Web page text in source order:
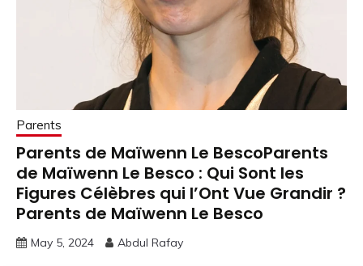
Parents
Parents de Maïwenn Le BescoParents
de Maïwenn Le Besco : Qui Sont les
Figures Célèbres qui l’Ont Vue Grandir ?
Parents de Maïwenn Le Besco
May 5, 2024 Abdul Rafay